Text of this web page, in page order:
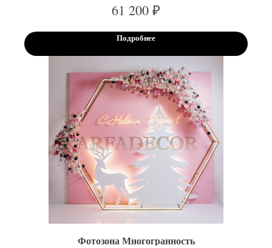
61 200 ₽
Подробнее
Фотозона Многогранность